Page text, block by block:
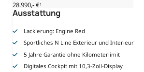
Ausstattung
Lackierung: Engine Red
Sportliches N Line Exterieur und Interieur
5 Jahre Garantie ohne Kilometerlimit
Digitales Cockpit mit 10,3-Zoll-Display
28.990,- €1